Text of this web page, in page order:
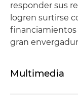
responder sus
logren surtirse
financiamientos
gran
Multimedia